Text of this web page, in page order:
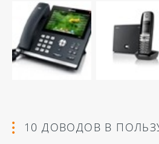
10 ДОВОДОВ В ПОЛЬЗУ